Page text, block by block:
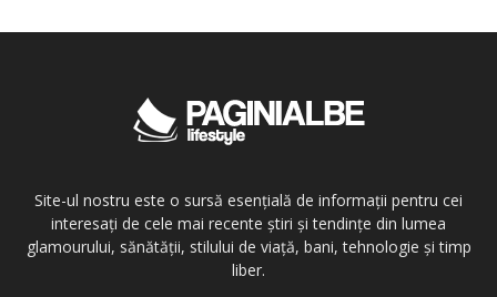
Site-ul nostru este o sursă esențială de informații pentru cei
interesați de cele mai recente știri și tendințe din lumea
glamourului, sănătății, stilului de viață, bani, tehnologie și timp
liber.